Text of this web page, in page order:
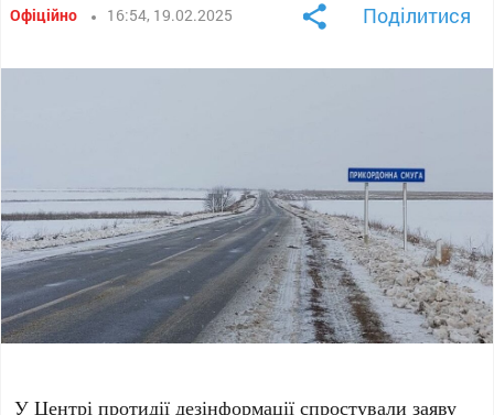
Офіційно 16:54, 19.02.2025 Поділитися
У Центрі протидії дезінформації спростували заяву